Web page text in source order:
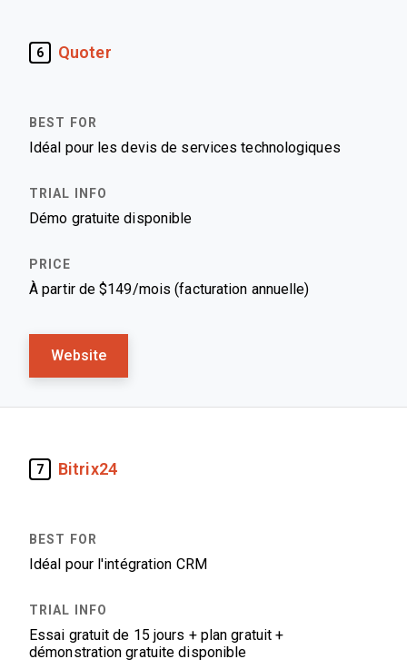
6 Quoter
Idéal pour les devis de services technologiques
Démo gratuite disponible
À partir de $149/mois (facturation annuelle)
Website
7 Bitrix24
Idéal pour l'intégration CRM
Essai gratuit de 15 jours + plan gratuit +
démonstration gratuite disponible